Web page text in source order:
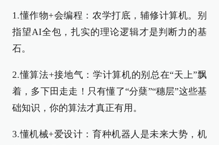
1.懂作物+会编程：农学打底，辅修计算机。别
指望AI全包，扎实的理论逻辑才是判断力的基
石。
2.懂算法+接地气：学计算机的别总在“天上”飘
着，多下田走走！只有懂了“分蘖”“穗层”这些基
础知识，你的算法才真正有用。
3.懂机械+爱设计：育种机器人是未来大势，机